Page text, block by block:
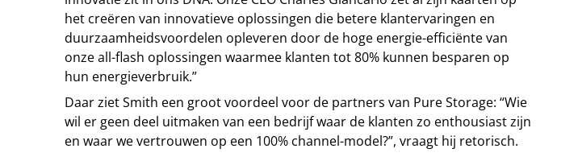
het creëren van innovatieve oplossingen die betere klantervaringen en
duurzaamheidsvoordelen opleveren door de hoge energie-efficiënte van
onze all-flash oplossingen waarmee klanten tot 80% kunnen besparen op
hun energieverbruik.”
Daar ziet Smith een groot voordeel voor de partners van Pure Storage: “Wie
wil er geen deel uitmaken van een bedrijf waar de klanten zo enthousiast zijn
en waar we vertrouwen op een 100% channel-model?”, vraagt hij retorisch.